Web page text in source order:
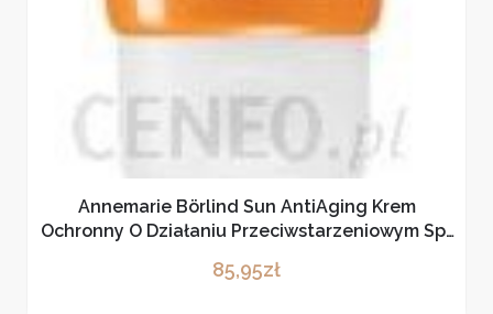
Annemarie Börlind Sun AntiAging Krem
Ochronny O Działaniu Przeciwstarzeniowym Spf
85,95zł